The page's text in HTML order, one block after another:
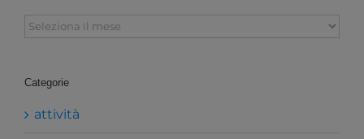
Archivi
Categorie
attività